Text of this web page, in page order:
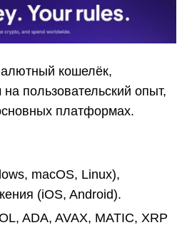
кошелёк,
пользовательский опыт,
платформах.
macOS, Linux),
(iOS, Android).
ADA, AVAX, MATIC, XRP